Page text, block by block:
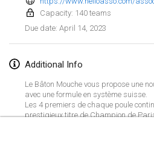
View
Capacity: 140 teams
Due date: April 14, 2023
Additional Info
Le Bâton Mouche vous propose une
avec une formule en système suisse.
Les 4 premiers de chaque poule
prestigieux titre de Champion de
participants joueront un dernier
Un classement final sera établi pour
SM HalliMölkky - Finnish
Indoor de la CASAS
Feb 18, 2023|France
Faschings-Mölkky